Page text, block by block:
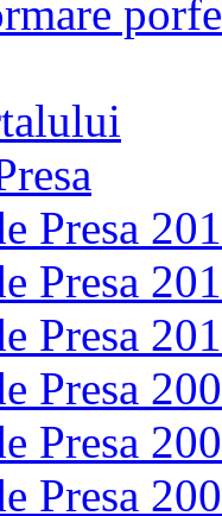
Presa
Presa
Presa
Presa
Presa
Presa